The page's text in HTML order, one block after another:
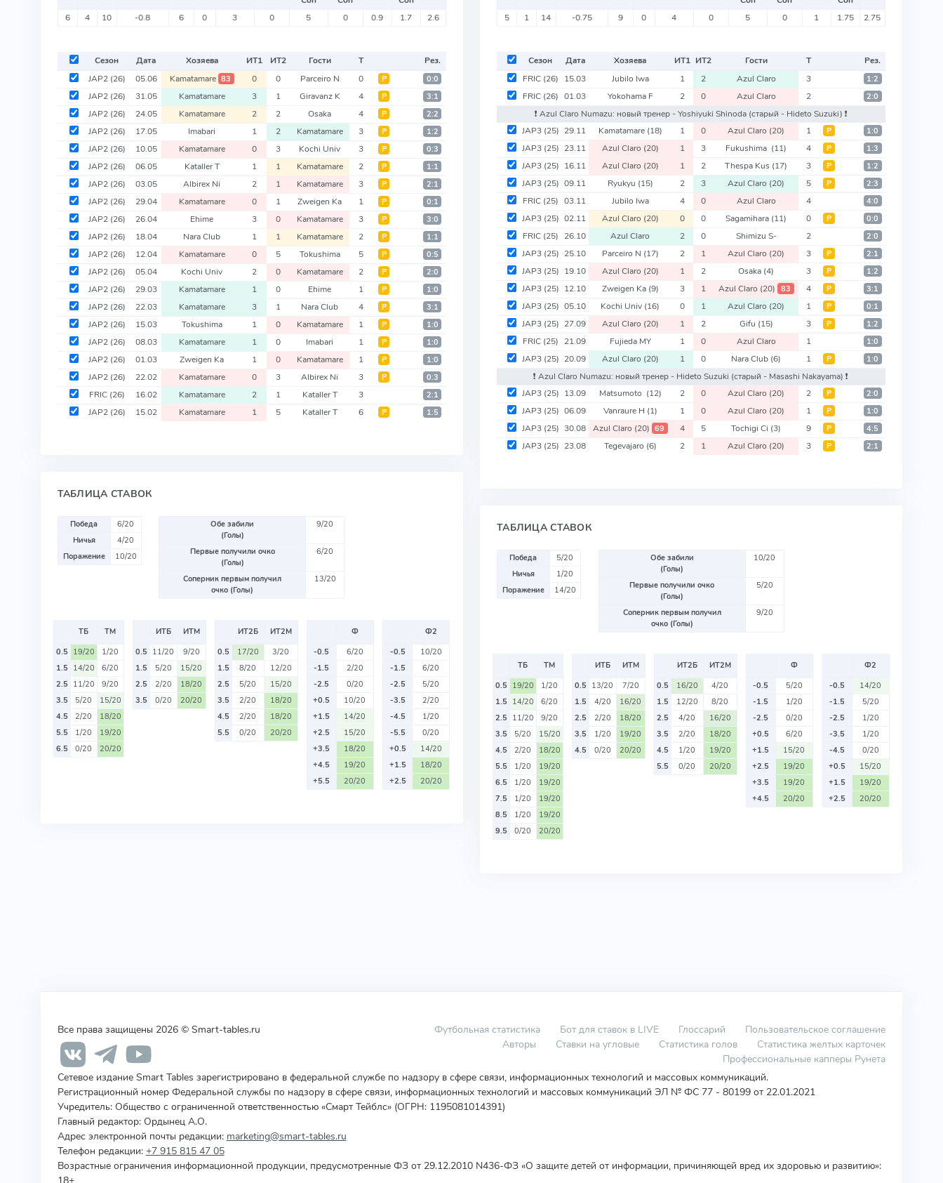
6 4 10 -0.8 6 0 3 0 5 0 0.9 1.7 2.6
Сезон Дата Хозяева ИТ1 ИТ2 Гости Т
Рез.
JAP2 (26) 05.06 Kamatamare 83 0 0 Parceiro N 0 Р 0:0
JAP2 (26) 31.05 Kamatamare 3 1 Giravanz K 4 Р 3:1
JAP2 (26) 24.05 Kamatamare 2 2 Osaka 4 Р 2:2
JAP2 (26) 17.05 Imabari 1 2 Kamatamare 3 Р 1:2
JAP2 (26) 10.05 Kamatamare 0 3 Kochi Univ 3 Р 0:3
JAP2 (26) 06.05 Kataller T 1 1 Kamatamare 2 Р 1:1
JAP2 (26) 03.05 Albirex Ni 2 1 Kamatamare 3 Р 2:1
JAP2 (26) 29.04 Kamatamare 0 1 Zweigen Ka 1 Р 0:1
JAP2 (26) 26.04 Ehime 3 0 Kamatamare 3 Р 3:0
JAP2 (26) 18.04 Nara Club 1 1 Kamatamare 2 Р 1:1
JAP2 (26) 12.04 Kamatamare 0 5 Tokushima 5 Р 0:5
JAP2 (26) 05.04 Kochi Univ 2 0 Kamatamare 2 Р 2:0
JAP2 (26) 29.03 Kamatamare 1 0 Ehime 1 Р 1:0
JAP2 (26) 22.03 Kamatamare 3 1 Nara Club 4 Р 3:1
JAP2 (26) 15.03 Tokushima 1 0 Kamatamare 1 Р 1:0
JAP2 (26) 08.03 Kamatamare 1 0 Imabari 1 Р 1:0
JAP2 (26) 01.03 Zweigen Ka 1 0 Kamatamare 1 Р 1:0
JAP2 (26) 22.02 Kamatamare 0 3 Albirex Ni 3 Р 0:3
FRIC (26) 16.02 Kamatamare 2 1 Kataller T 3 2:1
JAP2 (26) 15.02 Kamatamare 1 5 Kataller T 6 Р 1:5
ТАБЛИЦА СТАВОК
Победа
6/20
Ничья
4/20
Поражение
10/20
Обе забили
(Голы)
9/20
Первые получили очко
(Голы)
6/20
Соперник первым получил
очко (Голы)
13/20
ТБ
ТМ
0.5 19/20
1/20
1.5 14/20
6/20
2.5 11/20
9/20
3.5
5/20
15/20
4.5
2/20
18/20
5.5
1/20
19/20
6.5
0/20 20/20
ИТБ
ИТМ
0.5 11/20
9/20
1.5
5/20
15/20
2.5
2/20
18/20
3.5
0/20 20/20
ИТ2Б
ИТ2М
0.5
17/20
3/20
1.5
8/20
12/20
2.5
5/20
15/20
3.5
2/20
18/20
4.5
2/20
18/20
5.5
0/20 20/20
Ф
-0.5
6/20
-1.5
2/20
-2.5
0/20
+0.5
10/20
+1.5
14/20
+2.5
15/20
+3.5
18/20
+4.5
19/20
+5.5
20/20
Ф2
-0.5
10/20
-1.5
6/20
-2.5
5/20
-3.5
2/20
-4.5
1/20
-5.5
0/20
+0.5
14/20
+1.5
18/20
+2.5
20/20
5 1 14 -0.75 9 0 4 0 5 0 1 1.75 2.75
Сезон Дата Хозяева ИТ1 ИТ2 Гости Т
Рез.
FRIC (26) 15.03 Jubilo Iwa 1 2 Azul Claro 3 1:2
FRIC (26) 01.03 Yokohama F 2 0 Azul Claro 2 2:0
❗️ Azul Claro Numazu: новый тренер - Yoshiyuki Shinoda (старый - Hideto Suzuki) ❗️
JAP3 (25) 29.11 Kamatamare (18) 1 0 Azul Claro (20) 1 Р 1:0
JAP3 (25) 23.11 Azul Claro (20) 1 3 Fukushima (11) 4 Р 1:3
JAP3 (25) 16.11 Azul Claro (20) 1 2 Thespa Kus (17) 3 Р 1:2
JAP3 (25) 09.11 Ryukyu (15) 2 3 Azul Claro (20) 5 Р 2:3
FRIC (25) 03.11 Jubilo Iwa 4 0 Azul Claro 4 4:0
JAP3 (25) 02.11 Azul Claro (20) 0 0 Sagamihara (11) 0 Р 0:0
FRIC (25) 26.10 Azul Claro 2 0 Shimizu S- 2 2:0
JAP3 (25) 25.10 Parceiro N (17) 2 1 Azul Claro (20) 3 Р 2:1
JAP3 (25) 19.10 Azul Claro (20) 1 2 Osaka (4) 3 Р 1:2
JAP3 (25) 12.10 Zweigen Ka (9) 3 1 Azul Claro (20) 83 4 Р 3:1
JAP3 (25) 05.10 Kochi Univ (16) 0 1 Azul Claro (20) 1 Р 0:1
JAP3 (25) 27.09 Azul Claro (20) 1 2 Gifu (15) 3 Р 1:2
FRIC (25) 21.09 Fujieda MY 1 0 Azul Claro 1 1:0
JAP3 (25) 20.09 Azul Claro (20) 1 0 Nara Club (6) 1 Р 1:0
❗️ Azul Claro Numazu: новый тренер - Hideto Suzuki (старый - Masashi Nakayama) ❗️
JAP3 (25) 13.09 Matsumoto (12) 2 0 Azul Claro (20) 2 Р 2:0
JAP3 (25) 06.09 Vanraure H (1) 1 0 Azul Claro (20) 1 Р 1:0
JAP3 (25) 30.08 Azul Claro (20) 69 4 5 Tochigi Ci (3) 9 Р 4:5
JAP3 (25) 23.08 Tegevajaro (6) 2 1 Azul Claro (20) 3 Р 2:1
ТАБЛИЦА СТАВОК
Победа
5/20
Ничья
1/20
Поражение
14/20
Обе забили
(Голы)
10/20
Первые получили очко
(Голы)
5/20
Соперник первым получил
очко (Голы)
9/20
ТБ
ТМ
0.5 19/20
1/20
1.5 14/20
6/20
2.5 11/20
9/20
3.5
5/20
15/20
4.5
2/20
18/20
5.5
1/20
19/20
6.5
1/20
19/20
7.5
1/20
19/20
8.5
1/20
19/20
9.5
0/20 20/20
ИТБ
ИТМ
0.5 13/20
7/20
1.5
4/20
16/20
2.5
2/20
18/20
3.5
1/20
19/20
4.5
0/20 20/20
ИТ2Б
ИТ2М
0.5
16/20
4/20
1.5
12/20
8/20
2.5
4/20
16/20
3.5
2/20
18/20
4.5
1/20
19/20
5.5
0/20 20/20
Ф
-0.5
5/20
-1.5
1/20
-2.5
0/20
+0.5
6/20
+1.5
15/20
+2.5
19/20
+3.5
19/20
+4.5
20/20
Ф2
-0.5
14/20
-1.5
5/20
-2.5
1/20
-3.5
1/20
-4.5
0/20
+0.5
15/20
+1.5
19/20
+2.5
20/20
Все права защищены 2026 © Smart-tables.ru Футбольная статистика Бот для ставок в LIVE Глоссарий
Пользовательское соглашение
Авторы
Ставки на угловые Статистика голов
Статистика желтых карточек
Профессиональные капперы Рунета
Сетевое издание Smart Tables зарегистрировано в федеральной службе по надзору в сфере связи, информационных технологий и массовых коммуникаций.
Регистрационный номер Федеральной службы по надзору в сфере связи, информационных технологий и массовых коммуникаций ЭЛ № ФС 77 - 80199 от 22.01.2021
Учредитель: Общество с ограниченной ответственностью «Смарт Тейблс» (ОГРН: 1195081014391)
Главный редактор: Ордынец А.О.
Адрес электронной почты редакции: marketing@smart-tables.ru
Телефон редакции: +7 915 815 47 05
Возрастные ограничения информационной продукции, предусмотренные ФЗ от 29.12.2010 N436-ФЗ «О защите детей от информации, причиняющей вред их здоровью и развитию»:
18+